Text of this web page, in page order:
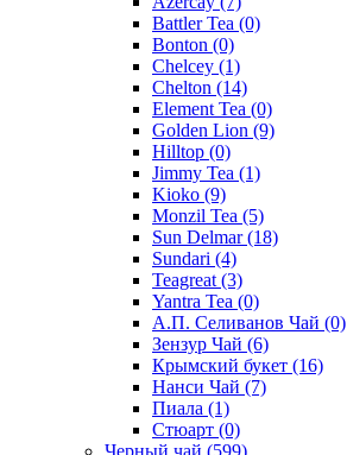
Battler Tea (0)
Bonton (0)
Chelcey (1)
Chelton (14)
Element Tea (0)
Golden Lion (9)
Hilltop (0)
Jimmy Tea (1)
Kioko (9)
Monzil Tea (5)
Sun Delmar(18)
Sundari (4)
Teagreat (3)
Yantra Tea (0)
А.П. Селиванов Чай (0)
Зензур Чай (6)
Крымский букет (16)
Нанси Чай (7)
Пиала (1)
Стюарт (0)
Черный чай (599)